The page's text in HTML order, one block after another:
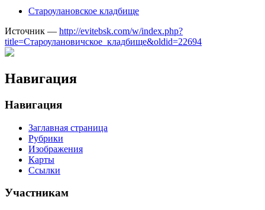
Староулановское кладбище
Источник — http://evitebsk.com/w/index.php?
title=Староулановичское_кладбище&oldid=22694
Навигация
Навигация
Заглавная страница
Рубрики
Изображения
Карты
Ссылки
Участникам